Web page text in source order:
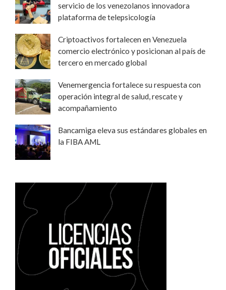
servicio de los venezolanos innovadora
plataforma de telepsicología
Criptoactivos fortalecen en Venezuela
comercio electrónico y posicionan al país de
tercero en mercado global
Venemergencia fortalece su respuesta con
operación integral de salud, rescate y
acompañamiento
Bancamiga eleva sus estándares globales en
la FIBA AML